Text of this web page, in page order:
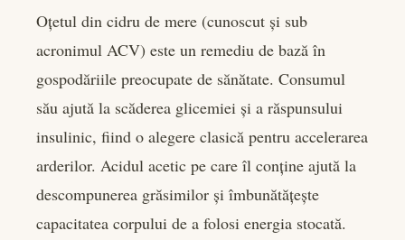
Oțetul din cidru de mere (cunoscut și sub
acronimul ACV) este un remediu de bază în
gospodăriile preocupate de sănătate. Consumul
său ajută la scăderea glicemiei și a răspunsului
insulinic, fiind o alegere clasică pentru accelerarea
arderilor. Acidul acetic pe care îl conține ajută la
descompunerea grăsimilor și îmbunătățește
capacitatea corpului de a folosi energia stocată.